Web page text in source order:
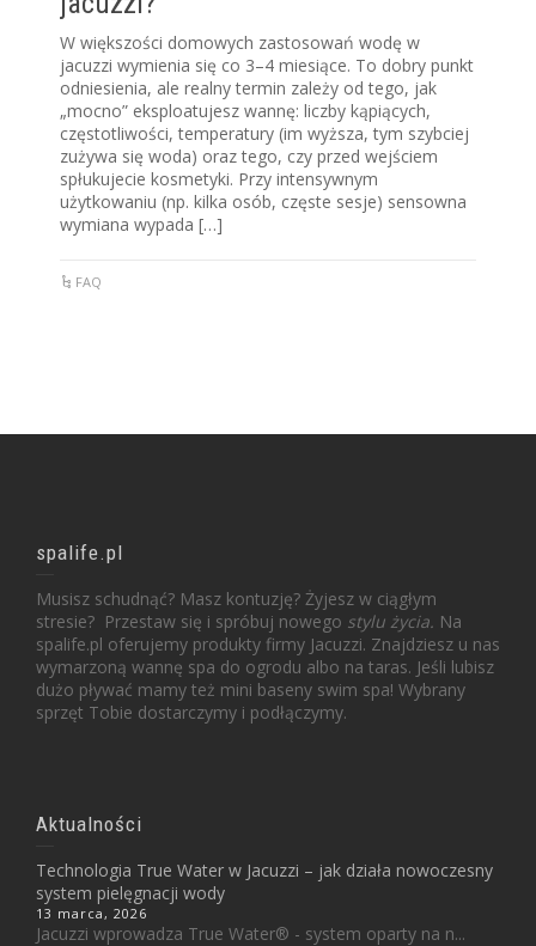
W większości domowych zastosowań wodę w
jacuzzi wymienia się co 3–4 miesiące. To dobry punkt
odniesienia, ale realny termin zależy od tego, jak
„mocno” eksploatujesz wannę: liczby kąpiących,
częstotliwości, temperatury (im wyższa, tym szybciej
zużywa się woda) oraz tego, czy przed wejściem
spłukujecie kosmetyki. Przy intensywnym
użytkowaniu (np. kilka osób, częste sesje) sensowna
wymiana wypada […]
FAQ
spalife.pl
Musisz schudnąć? Masz kontuzję? Żyjesz w ciągłym
stresie? Przestaw się i spróbuj nowego stylu życia. Na
spalife.pl oferujemy produkty firmy Jacuzzi. Znajdziesz u nas
wymarzoną wannę spa do ogrodu albo na taras. Jeśli lubisz
dużo pływać mamy też mini baseny swim spa! Wybrany
sprzęt Tobie dostarczymy i podłączymy.
Aktualności
Technologia True Water w Jacuzzi – jak działa nowoczesny
system pielęgnacji wody
13 marca, 2026
Jacuzzi wprowadza True Water® - system oparty na n...